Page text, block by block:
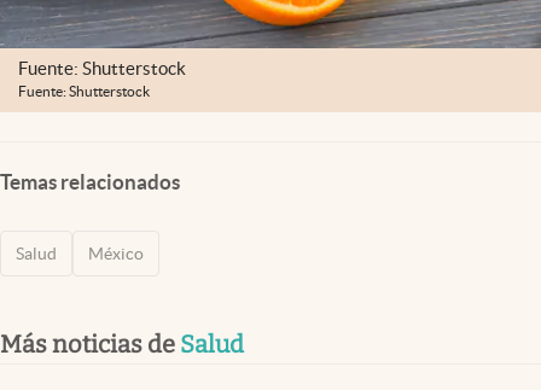
Fuente: Shutterstock
Fuente: Shutterstock
Temas relacionados
Salud México
Más noticias de Salud